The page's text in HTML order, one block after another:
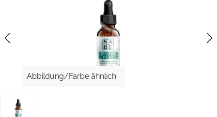
Abbildung/Farbe ähnlich